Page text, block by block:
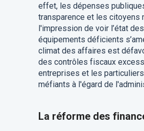
effet, les dépenses
transparence et les citoyens
l'impression de voir l’état
équipements déficients
climat des affaires est
des contrôles fiscaux
entreprises et les
méfiants à l'égard de
La réforme des